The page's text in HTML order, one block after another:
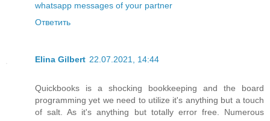
whatsapp messages of your partner
Ответить
Elina Gilbert 22.07.2021, 14:44
Quickbooks is a shocking bookkeeping and the board
programming yet we need to utilize it's anything but a touch
of salt. As it's anything but totally error free. Numerous